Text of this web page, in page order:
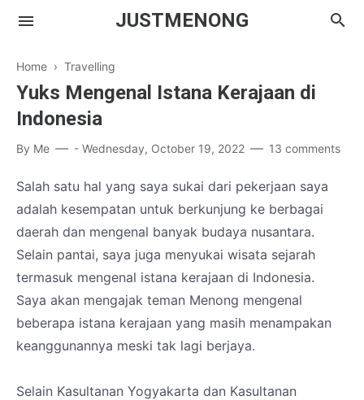
JUSTMENONG
Menong
Contact
Home › Travelling
Yuks Mengenal Istana Kerajaan di
Indonesia
By Me - Wednesday, October 19, 2022 13 comments
Salah satu hal yang saya sukai dari pekerjaan saya
adalah kesempatan untuk berkunjung ke berbagai
daerah dan mengenal banyak budaya nusantara.
Selain pantai, saya juga menyukai wisata sejarah
termasuk mengenal istana kerajaan di Indonesia.
Saya akan mengajak teman Menong mengenal
beberapa istana kerajaan yang masih menampakan
keanggunannya meski tak lagi berjaya.
Selain Kasultanan Yogyakarta dan Kasultanan